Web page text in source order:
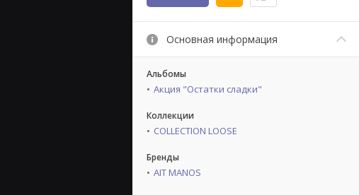
Основная информация
Альбомы
Акция "Остатки сладки"
Коллекции
COLLECTION LOOSE
Бренды
AIT MANOS